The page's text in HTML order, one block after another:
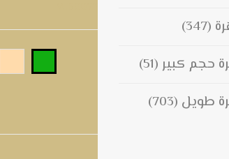
(347)
حجم كبير (51)
طويل (703)